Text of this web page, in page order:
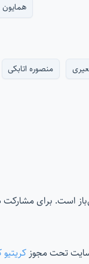
منصوره اتابکی
است. برای
تحت مجوز